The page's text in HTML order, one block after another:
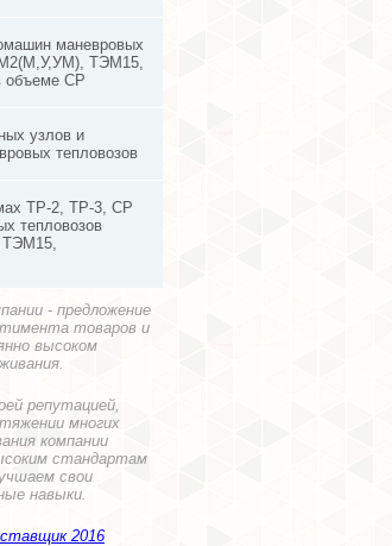
маневровых
ТЭМ15,
СР
узлов и
тепловозов
ТР-2, ТР-3, СР
тепловозов
- предложение
товаров и
высоком
репутацией,
многих
компании
стандартам
свои
навыки.